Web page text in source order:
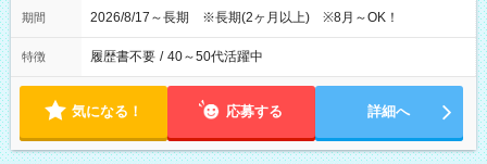
期間 2026/8/17～長期 ※長期(2ヶ月以上) ※8月～OK！
特徴 履歴書不要 / 40～50代活躍中
気になる！ 応募する 詳細へ